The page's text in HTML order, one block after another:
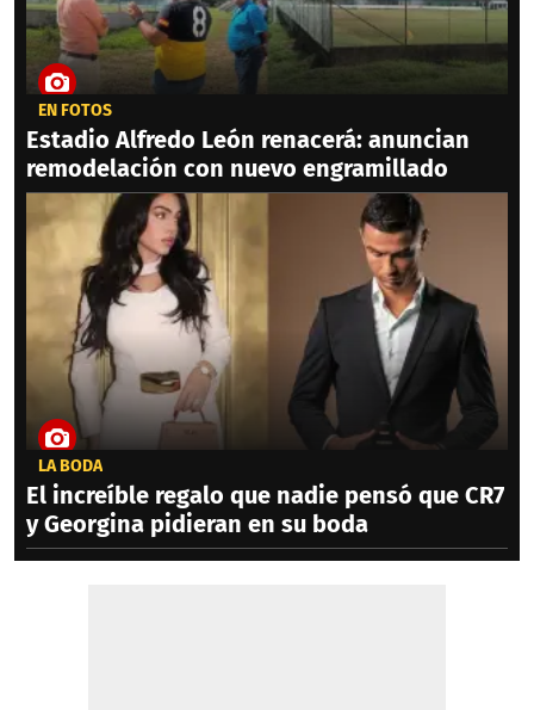
EN FOTOS
Estadio Alfredo León renacerá: anuncian
remodelación con nuevo engramillado
LA BODA
El increíble regalo que nadie pensó que CR7
y Georgina pidieran en su boda